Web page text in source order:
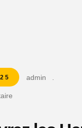
admin